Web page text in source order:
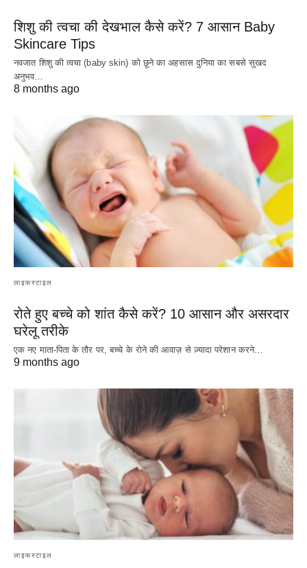
शिशु की त्वचा की देखभाल कैसे करें? 7 आसान Baby
Skincare Tips
नवजात शिशु की त्वचा (baby skin) को छूने का अहसास दुनिया का सबसे सुखद
अनुभव…
8 months ago
लाइफस्टाइल
रोते हुए बच्चे को शांत कैसे करें? 10 आसान और असरदार
घरेलू तरीके
एक नए माता-पिता के तौर पर, बच्चे के रोने की आवाज़ से ज़्यादा परेशान करने…
9 months ago
लाइफस्टाइल